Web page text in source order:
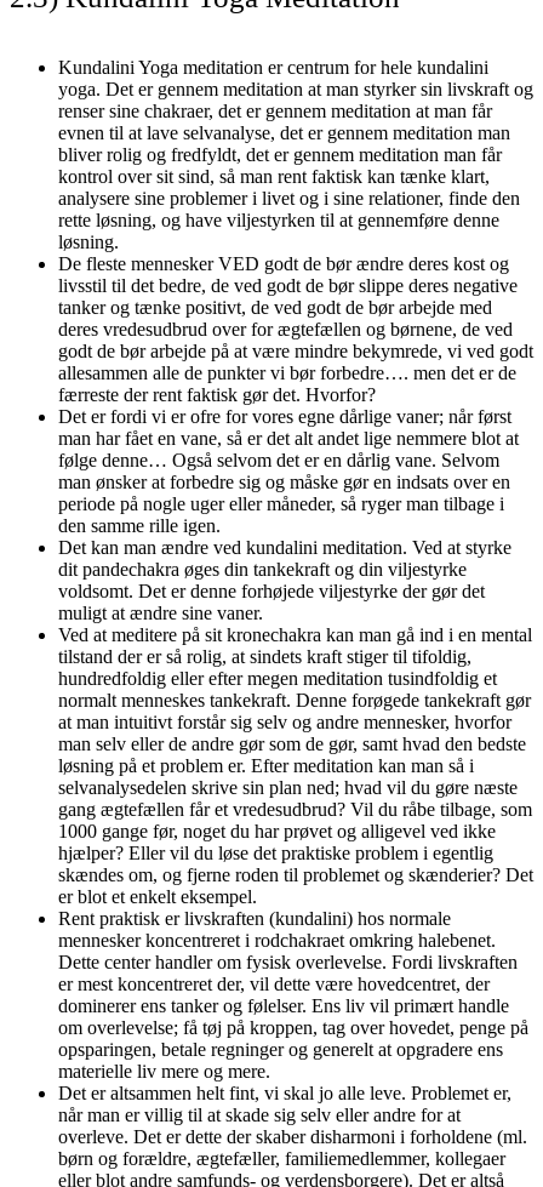
Kundalini Yoga meditation er centrum for hele kundalini
yoga. Det er gennem meditation at man styrker sin livskraft og
renser sine chakraer, det er gennem meditation at man får
evnen til at lave selvanalyse, det er gennem meditation man
bliver rolig og fredfyldt, det er gennem meditation man får
kontrol over sit sind, så man rent faktisk kan tænke klart,
analysere sine problemer i livet og i sine relationer, finde den
rette løsning, og have viljestyrken til at gennemføre denne
løsning.
De fleste mennesker VED godt de bør ændre deres kost og
livsstil til det bedre, de ved godt de bør slippe deres negative
tanker og tænke positivt, de ved godt de bør arbejde med
deres vredesudbrud over for ægtefællen og børnene, de ved
godt de bør arbejde på at være mindre bekymrede, vi ved godt
allesammen alle de punkter vi bør forbedre…. men det er de
færreste der rent faktisk gør det. Hvorfor?
Det er fordi vi er ofre for vores egne dårlige vaner; når først
man har fået en vane, så er det alt andet lige nemmere blot at
følge denne… Også selvom det er en dårlig vane. Selvom
man ønsker at forbedre sig og måske gør en indsats over en
periode på nogle uger eller måneder, så ryger man tilbage i
den samme rille igen.
Det kan man ændre ved kundalini meditation. Ved at styrke
dit pandechakra øges din tankekraft og din viljestyrke
voldsomt. Det er denne forhøjede viljestyrke der gør det
muligt at ændre sine vaner.
Ved at meditere på sit kronechakra kan man gå ind i en mental
tilstand der er så rolig, at sindets kraft stiger til tifoldig,
hundredfoldig eller efter megen meditation tusindfoldig et
normalt menneskes tankekraft. Denne forøgede tankekraft gør
at man intuitivt forstår sig selv og andre mennesker, hvorfor
man selv eller de andre gør som de gør, samt hvad den bedste
løsning på et problem er. Efter meditation kan man så i
selvanalysedelen skrive sin plan ned; hvad vil du gøre næste
gang ægtefællen får et vredesudbrud? Vil du råbe tilbage, som
1000 gange før, noget du har prøvet og alligevel ved ikke
hjælper? Eller vil du løse det praktiske problem i egentlig
skændes om, og fjerne roden til problemet og skænderier? Det
er blot et enkelt eksempel.
Rent praktisk er livskraften (kundalini) hos normale
mennesker koncentreret i rodchakraet omkring halebenet.
Dette center handler om fysisk overlevelse. Fordi livskraften
er mest koncentreret der, vil dette være hovedcentret, der
dominerer ens tanker og følelser. Ens liv vil primært handle
om overlevelse; få tøj på kroppen, tag over hovedet, penge på
opsparingen, betale regninger og generelt at opgradere ens
materielle liv mere og mere.
Det er altsammen helt fint, vi skal jo alle leve. Problemet er,
når man er villig til at skade sig selv eller andre for at
overleve. Det er dette der skaber disharmoni i forholdene (ml.
børn og forældre, ægtefæller, familiemedlemmer, kollegaer
eller blot andre samfunds- og verdensborgere). Det er altså